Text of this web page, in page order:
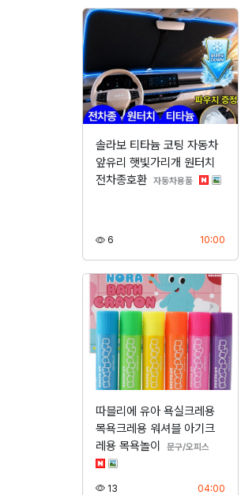
솔라보 티타늄 코팅 자동차
앞유리 햇빛가리개 원터치
전차종호환 자동차용품분류
6 10:00등록
따블리에 유아 욕실크레용
목욕크레용 워셔블 아기크
레용 목욕놀이
문구/오피스
13 04:00등록